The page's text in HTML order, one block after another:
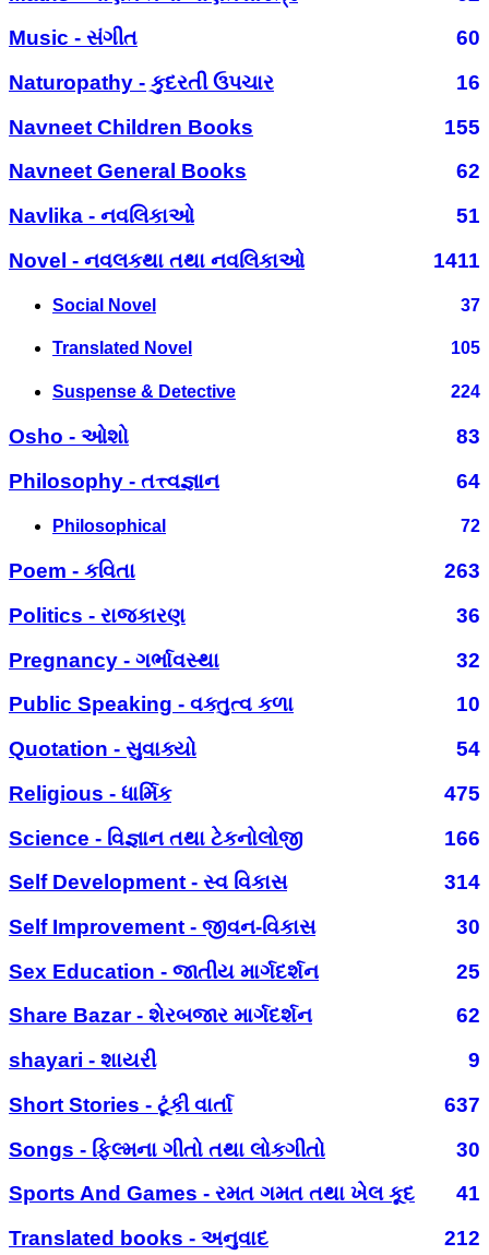
Music - સંગીત
60
Naturopathy - કુદરતી ઉપચાર
16
Navneet Children Books
155
Navneet General Books
62
Navlika - નવલિકાઓ
51
Novel - નવલકથા તથા નવલિકાઓ
1411
Social Novel 37
Translated Novel 105
Suspense & Detective 224
Osho - ઓશો
83
Philosophy - તત્ત્વજ્ઞાન
64
Philosophical 72
Poem - કવિતા
263
Politics - રાજકારણ
36
Pregnancy - ગર્ભાવસ્થા
32
Public Speaking - વક્તુત્વ કળા
10
Quotation - સુવાક્યો
54
Religious - ધાર્મિક
475
Science - વિજ્ઞાન તથા ટેકનોલોજી
166
Self Development - સ્વ વિકાસ
314
Self Improvement - જીવન-વિકાસ
30
Sex Education - જાતીય માર્ગદર્શન
25
Share Bazar - શેરબજાર માર્ગદર્શન
62
shayari - શાયરી
9
Short Stories - ટૂંકી વાર્તા
637
Songs - ફિલ્મના ગીતો તથા લોકગીતો
30
Sports And Games - રમત ગમત તથા ખેલ કૂદ
41
Translated books - અનુવાદ
212